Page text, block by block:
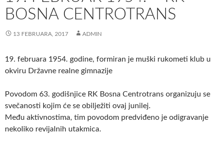
BOSNA CENTROTRANS
13 FEBRUARA, 2017 ADMIN
19. februara 1954. godine, formiran je muški rukometi klub u
okviru Državne realne gimnazije
Povodom 63. godišnjice RK Bosna Centrotrans organizuju se
svečanosti kojim će se obilježiti ovaj junilej.
Među aktivnostima, tim povodom predviđeno je odigravanje
nekoliko revijalnih utakmica.